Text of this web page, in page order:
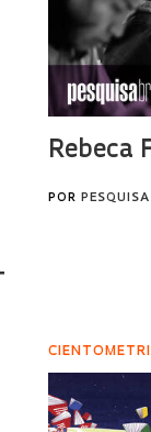
Rebeca
POR